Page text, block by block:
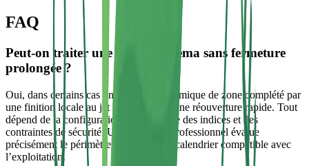
FAQ
Peut‑on traiter une salle de cinéma sans fermeture
prolongée ?
Oui, dans certains cas un traitement thermique de zone complété par
une finition locale au jet chaud permet une réouverture rapide. Tout
dépend de la configuration, de l’étendue des indices et des
contraintes de sécurité. Un diagnostic professionnel évalue
précisément le périmètre et propose un calendrier compatible avec
l’exploitation.